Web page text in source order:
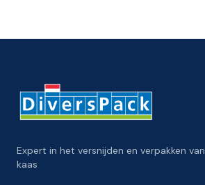
Expert in het versnijden en verpakken van
kaas